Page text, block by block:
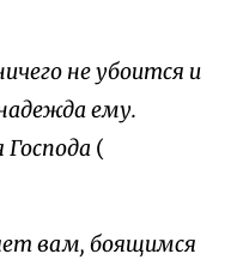
не убоится и
ему.
(
вам, боящимся